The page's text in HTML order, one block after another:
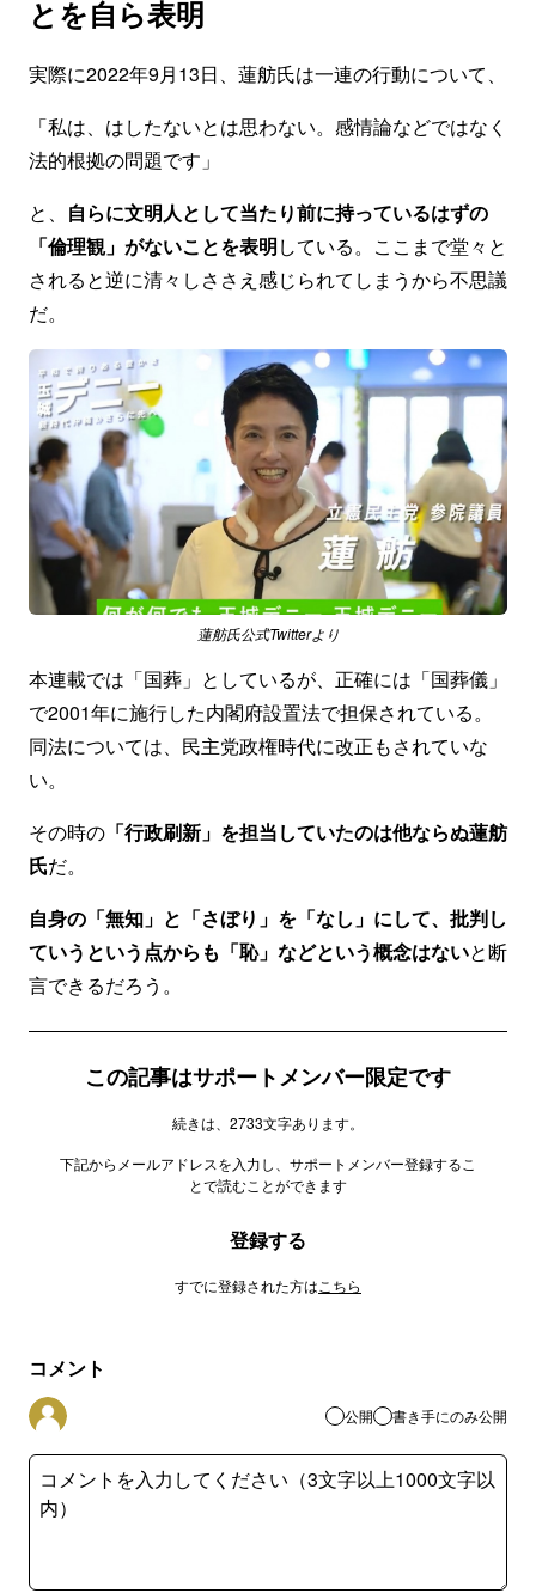
とを自ら表明
実際に2022年9月13日、蓮舫氏は一連の行動について、
「私は、はしたないとは思わない。感情論などではなく
法的根拠の問題です」
と、 自らに文明人として当たり前に持っているはずの
「倫理観」がないことを表明している。ここまで堂々と
されると逆に清々しささえ感じられてしまうから不思議
だ。
蓮舫氏公式Twitterより
本連載では「国葬」としているが、正確には「国葬儀」
で2001年に施行した内閣府設置法で担保されている。
同法については、民主党政権時代に改正もされていな
い。
その時の 「行政刷新」を担当していたのは他ならぬ蓮舫
氏だ。
自身の「無知」と「さぼり」を「なし」にして、批判し
ていうという点からも「恥」などという概念はないと断
言できるだろう。
この記事はサポートメンバー限定です
続きは、2733文字あります。
下記からメールアドレスを入力し、サポートメンバー登録するこ
とで読むことができます
登録する
すでに登録された方は こちら
コメント
公開 書き手にのみ公開